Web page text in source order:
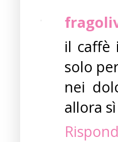
il caffè
solo
nei
allora